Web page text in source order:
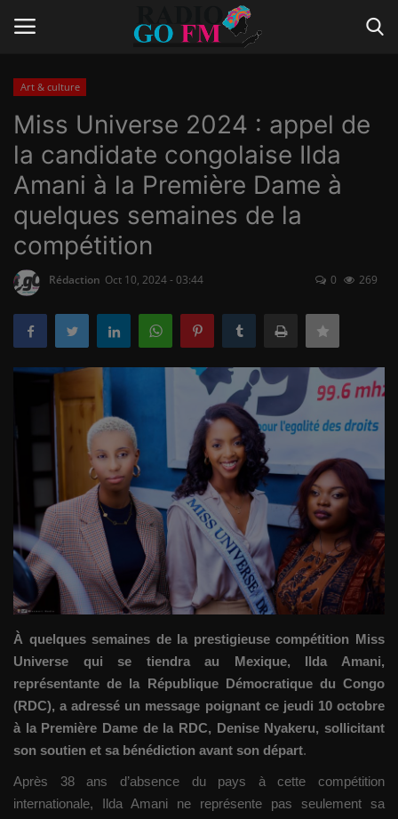
Home
Contact
Gallery
Vidéo
Le Journal
Communiqué de presse
Gallery
Sport
Société
Infos d'ailleurs
Qui sommes nous
Language
Français English
Art & culture
Miss Universe 2024 : appel de
la candidate congolaise Ilda
Amani à la Première Dame à
quelques semaines de la
compétition
Rédaction Oct 10, 2024 - 03:44 0 269
À quelques semaines de la prestigieuse compétition Miss
Universe qui se tiendra au Mexique, Ilda Amani,
représentante de la République Démocratique du Congo
(RDC), a adressé un message poignant ce jeudi 10 octobre
à la Première Dame de la RDC, Denise Nyakeru, sollicitant
son soutien et sa bénédiction avant son départ.
Après 38 ans d’absence du pays à cette compétition
internationale, Ilda Amani ne représente pas seulement sa